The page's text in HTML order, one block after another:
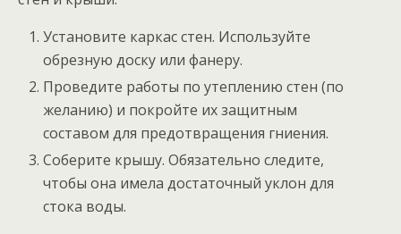
Установите каркас стен. Используйте
обрезную доску или фанеру.
Проведите работы по утеплению стен (по
желанию) и покройте их защитным
составом для предотвращения гниения.
Соберите крышу. Обязательно следите,
чтобы она имела достаточный уклон для
стока воды.